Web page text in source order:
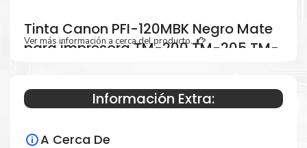
Tinta Canon PFI-120MBK Negro Mate
para impresora TM-200 TM-205 TM-
Ver más información a cerca del producto...
Información Extra:
A Cerca De